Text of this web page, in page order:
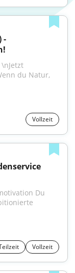
du Natur,
Vollzeit
Du
Vollzeit